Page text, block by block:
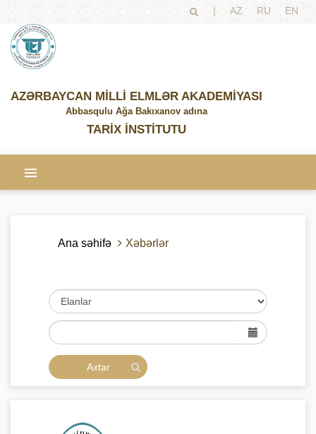
| AZ RU EN
AZƏRBAYCAN MİLLİ ELMLƏR AKADEMİYASI
Abbasqulu Ağa Bakıxanov adına
TARİX İNSTİTUTU
Ana səhifə Xəbərlər